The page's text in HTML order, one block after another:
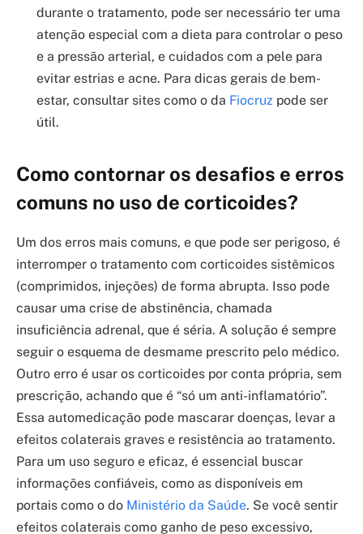
durante o tratamento, pode ser necessário ter uma
atenção especial com a dieta para controlar o peso
e a pressão arterial, e cuidados com a pele para
evitar estrias e acne. Para dicas gerais de bem-
estar, consultar sites como o da Fiocruz pode ser
útil.
Como contornar os desafios e erros
comuns no uso de corticoides?
Um dos erros mais comuns, e que pode ser perigoso, é
interromper o tratamento com corticoides sistêmicos
(comprimidos, injeções) de forma abrupta. Isso pode
causar uma crise de abstinência, chamada
insuficiência adrenal, que é séria. A solução é sempre
seguir o esquema de desmame prescrito pelo médico.
Outro erro é usar os corticoides por conta própria, sem
prescrição, achando que é “só um anti-inflamatório”.
Essa automedicação pode mascarar doenças, levar a
efeitos colaterais graves e resistência ao tratamento.
Para um uso seguro e eficaz, é essencial buscar
informações confiáveis, como as disponíveis em
portais como o do Ministério da Saúde. Se você sentir
efeitos colaterais como ganho de peso excessivo,